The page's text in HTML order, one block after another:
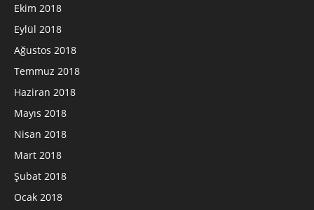
Ekim 2018
Eylül 2018
Ağustos 2018
Temmuz 2018
Haziran 2018
Mayıs 2018
Nisan 2018
Mart 2018
Şubat 2018
Ocak 2018